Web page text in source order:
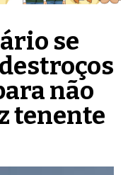
se
não
tenente